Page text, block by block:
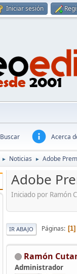
Iniciar sesión
Buscar Acerca
► Noticias ► Adobe
Adobe
Iniciado por Ramón
IR ABAJO Páginas 1
Ramón
Administrador